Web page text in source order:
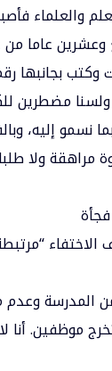
والعلماء
عاما من
وكتب بجانبها
ولسنا
نسمو إليه،
مراهقة ولا
المدرسةوعدم
موظفين. أنا